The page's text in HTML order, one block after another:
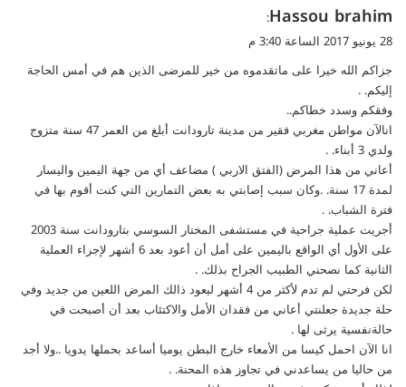
ي
ق
ل
Hassou brahim
:
28 يونيو 2017 الساعة 3:40 م
جزاكم الله خيرا على ماتقدموه من خير للمرضى الذين هم في أمس الحاجة
إليكم. .
وفقكم وسدد خطاكم..
انالآن مواطن مغربي فقير من مدينة تارودانت أبلغ من العمر 47 سنة متزوج
ولدي 3 أبناء. .
أعاني من هذا المرض (الفتق الاربي ) مضاعف أي من جهة اليمين واليسار
لمدة 17 سنة. .وكان سبب إصابتي به بعض التمارين التي كنت أقوم بها في
فترة الشباب. .
أجريت عملية جراحية في مستشفى المختار السوسي بتارودانت سنة 2003
على الأول أي الواقع باليمين على أمل أن أعود بعد 6 أشهر لإجراء العملية
الثانية كما نصحني الطبيب الجراح بذلك. .
لكن فرحتي لم تدم لأكثر من 4 أشهر ليعود ذالك المرض اللعين من جديد وفي
حلة جديدة جعلنتي أعاني من فقدان الأمل والاكتئاب بعد أن أصبحت في
حالةنفسية يرثى لها .
انا الآن احمل كيسا من الأمعاء خارج البطن يوميا أساعد بحملها يدويا ..ولا أجد
من حاليا من يساعدني في تجاوز هذه المحنة. .